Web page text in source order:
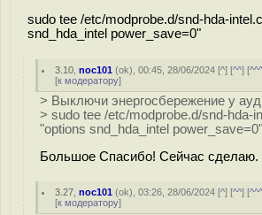
sudo tee /etc/modprobe.d/snd-hda-
snd_hda_intel power_save=0"
3.10 ,noc101 (ok), 00:45, 28/06/2024 [^] [^^] [
[к модератору]
> Выключи энергосбережение у
> sudo tee /etc/modprobe.d/snd-hda-
"options snd_hda_intel power_save=0"
Большое Спасибо! Сейчас сделаю.
3.27 ,noc101 (ok), 03:26, 28/06/2024 [^] [^^] [
[к модератору]